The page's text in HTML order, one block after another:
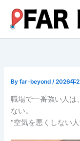
ス
Byfar-beyond/2026年2
職場で一番強い人は
ない。
“空気を悪くしない人